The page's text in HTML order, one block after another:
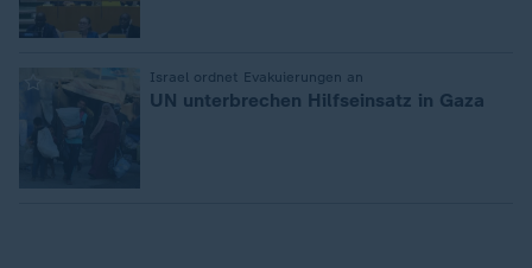
Israel ordnet Evakuierungen an
UN unterbrechen Hilfseinsatz in Gaza